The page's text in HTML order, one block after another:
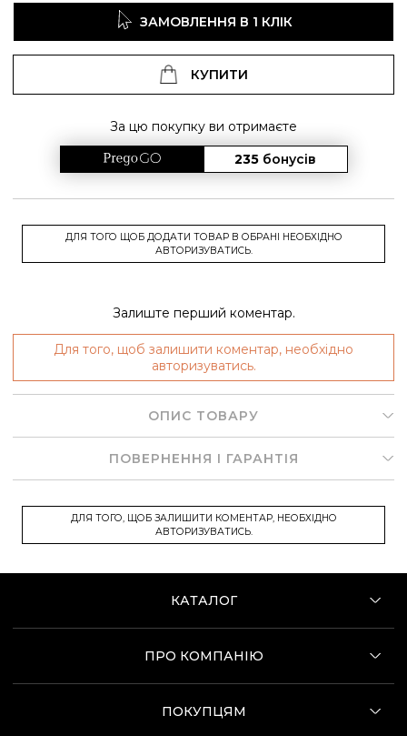
ЗАМОВЛЕННЯ В 1 КЛІК
КУПИТИ
За цю покупку ви отримаєте
235 бонусів
ДЛЯ ТОГО ЩОБ ДОДАТИ ТОВАР В ОБРАНІ НЕОБХІДНО
АВТОРИЗУВАТИСЬ.
Залиште перший коментар.
Для того, щоб залишити коментар, необхідно
авторизуватись.
ОПИС ТОВАРУ
ПОВЕРНЕННЯ І ГАРАНТІЯ
ДЛЯ ТОГО, ЩОБ ЗАЛИШИТИ КОМЕНТАР, НЕОБХІДНО
АВТОРИЗУВАТИСЬ.
КАТАЛОГ
ПРО КОМПАНІЮ
ПОКУПЦЯМ